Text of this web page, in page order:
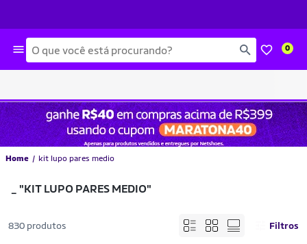
Busca 0
Home kit lupo pares medio
"KIT LUPO PARES MEDIO"
830 produtos Filtros